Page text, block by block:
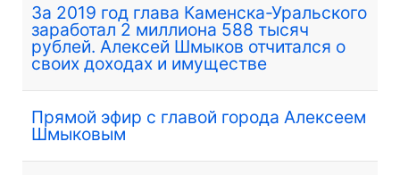
За 2019 год глава Каменска-Уральского
заработал 2 миллиона 588 тысяч
рублей. Алексей Шмыков отчитался о
своих доходах и имуществе
Прямой эфир с главой города Алексеем
Шмыковым